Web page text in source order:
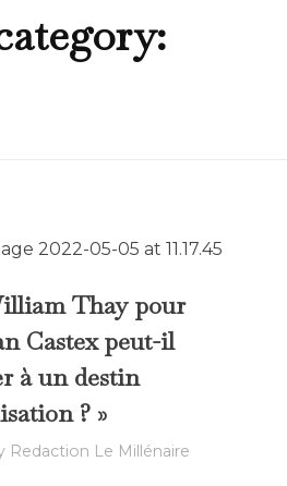
Thay pour
Castex peut-il
à un destin
? »
Redaction Le Millénaire